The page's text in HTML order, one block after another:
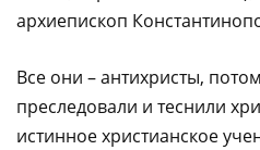
архиепископ
Все они – антихристы,
преследовали и теснили
истинное христианское